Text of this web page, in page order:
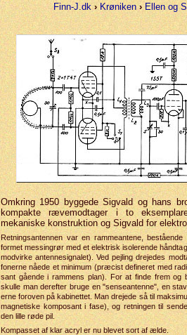
Finn-J.dk › Krøniken › Ellen og
Omkring 1950 byggede Sigvald og hans
kompakte rævemodtager i to
mekaniske konstruktion og Sigvald for
Retnings­antennen var en ramme­antene,
formet messing­rør med et elektrisk isolerende
mod­virke antenne­signalet). Ved pejling drejedes
fonerne nåede et mini­mum (præcist defineret med
sant gående i rammens plan). For at finde frem og
skulle man derefter bruge en "sense­antenne", en
erne foroven på kabinettet. Man drejede så til
magnet­iske komposant i fase), og retningen til
den lille røde pil.
Kompasset af klar acryl er nu blevet sort af ælde.